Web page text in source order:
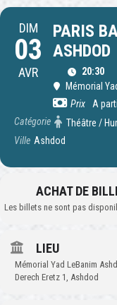
DIM
03
AVR
PARIS
ASHDOD
20:30
Mémorial
Prix
A
Catégorie
Théâtre /
Ville Ashdod
ACHAT DE
Les billets ne sont pas
LIEU
Mémorial Yad LeBanim
Derech Eretz 1, Ashdod